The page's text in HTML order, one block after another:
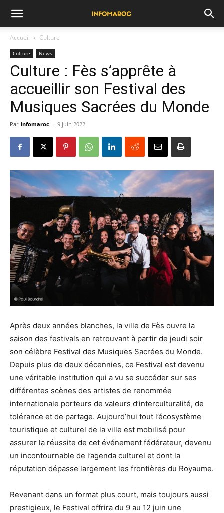
Accueil Culture
Culture News
Culture : Fès s’apprête à
accueillir son Festival des
Musiques Sacrées du Monde
Par infomaroc - 9 juin 2022
Après deux années blanches, la ville de Fès ouvre la
saison des festivals en retrouvant à partir de jeudi soir
son célèbre Festival des Musiques Sacrées du Monde.
Depuis plus de deux décennies, ce Festival est devenu
une véritable institution qui a vu se succéder sur ses
différentes scènes des artistes de renommée
internationale porteurs de valeurs d’interculturalité, de
tolérance et de partage. Aujourd’hui tout l’écosystème
touristique et culturel de la ville est mobilisé pour
assurer la réussite de cet événement fédérateur, devenu
un incontournable de l’agenda culturel et dont la
réputation dépasse largement les frontières du Royaume.
Revenant dans un format plus court, mais toujours aussi
prestigieux, le Festival offrira du 9 au 12 juin une